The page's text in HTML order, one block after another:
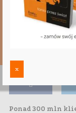
15 lipca 2019
Ponad 300 mln
x